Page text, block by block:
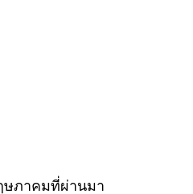
ฤษภาคมที่ผ่านมา